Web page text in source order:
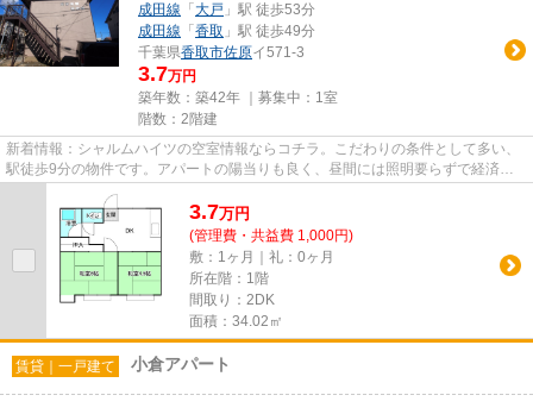
成田線 「 大戸 」駅 徒歩53分
成田線 「 香取 」駅 徒歩49分
千葉県香取市佐原イ571-3
3.7万円
築年数：築42年 ｜募集中： 1室
階数：2階建
新着情報：シャルムハイツの空室情報ならコチラ。こだわりの条件として多い、
駅徒歩9分の物件です。アパートの陽当りも良く、昼間には照明要らずで経済的
3.7万円
(管理費・共益費 1,000円)
敷：1ヶ月｜礼：0ヶ月
所在階：1階
間取り：2DK
面積：34.02㎡
賃貸｜一戸建て 小倉アパート